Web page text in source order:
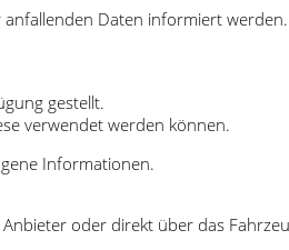
Daten informiert werden.
gestellt.
verwendet werden können.
Informationen.
oder direkt über das